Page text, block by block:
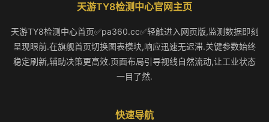
天游TY8检测中心官网主页
天游TY8检测中心首页✅pa360.cc✅轻触进入网页版,监测数据即刻
呈现眼前.在旗舰首页切换图表模块,响应迅速无迟滞.关键参数始终
稳定刷新,辅助决策更高效.页面布局引导视线自然流动,让工业状态
一目了然.
快速导航